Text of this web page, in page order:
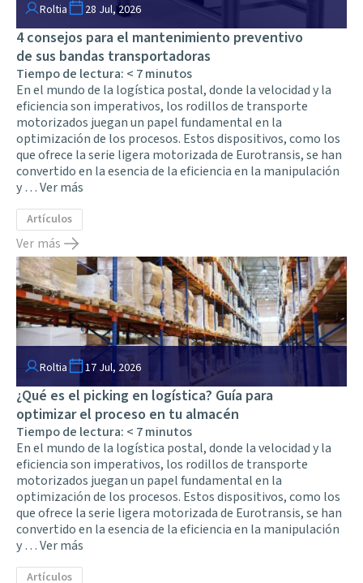
Roltia 28 Jul, 2026
4 consejos para el mantenimiento preventivo
de sus bandas transportadoras
Tiempo de lectura: < 7minutos
En el mundo de la logística postal, donde la velocidad y la
eficiencia son imperativos, los rodillos de transporte
motorizados juegan un papel fundamental en la
optimización de los procesos. Estos dispositivos, como los
que ofrece la serie ligera motorizada de Eurotransis, se han
convertido en la esencia de la eficiencia en la manipulación
y …Ver más
Artículos
Ver más
Roltia 17 Jul, 2026
¿Qué es el picking en logística? Guía para
optimizar el proceso en tu almacén
Tiempo de lectura: < 7minutos
En el mundo de la logística postal, donde la velocidad y la
eficiencia son imperativos, los rodillos de transporte
motorizados juegan un papel fundamental en la
optimización de los procesos. Estos dispositivos, como los
que ofrece la serie ligera motorizada de Eurotransis, se han
convertido en la esencia de la eficiencia en la manipulación
y …Ver más
Artículos